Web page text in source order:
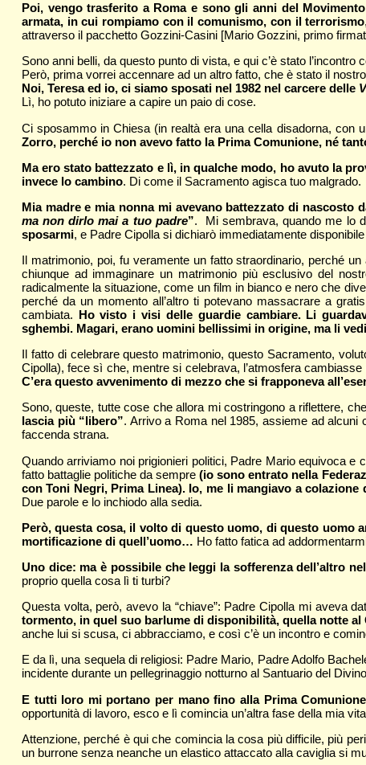
Poi, vengo trasferito a Roma e sono gli anni del
armata, in cui rompiamo con il comunismo, con il terrorismo
attraverso il pacchetto Gozzini-Casini [Mario Gozzini, primo
Sono anni belli, da questo punto di vista, e qui c’è stato l’incontro
Però, prima vorrei accennare ad un altro fatto, che è stato il
Noi, Teresa ed io, ci siamo sposati nel 1982 nel carcere delle
Lì, ho potuto iniziare a capire un paio di cose.
Ci sposammo in Chiesa (in realtà era una cella disadorna, con
Zorro, perché io non avevo fatto la Prima Comunione, né
Ma ero stato battezzato e lì, in qualche modo, ho avuto la
invece lo cambino. Di come il Sacramento agisca tuo malgrado.
Mia madre e mia nonna mi avevano battezzato di nascosto
ma non dirlo mai a tuo padre”. Mi sembrava, quando me lo
sposarmi, e Padre Cipolla si dichiarò immediatamente
Il matrimonio, poi, fu veramente un fatto straordinario, perché
chiunque ad immaginare un matrimonio più esclusivo del
radicalmente la situazione, come un film in bianco e nero che
perché da un momento all’altro ti potevano massacrare a
cambiata. Ho visto i visi delle guardie cambiare. Li
sghembi. Magari, erano uomini bellissimi in origine, ma li
Il fatto di celebrare questo matrimonio, questo Sacramento,
Cipolla), fece sì che, mentre si celebrava, l’atmosfera
C’era questo avvenimento di mezzo che si frapponeva
Sono, queste, tutte cose che allora mi costringono a riflettere,
lascia più “libero”. Arrivo a Roma nel 1985, assieme ad alcuni
faccenda strana.
Quando arriviamo noi prigionieri politici, Padre Mario equivoca
fatto battaglie politiche da sempre(io sono entrato nella
con Toni Negri, Prima Linea). Io, me li mangiavo a colazione
Due parole e lo inchiodo alla sedia.
Però, questa cosa, il volto di questo uomo, di questo uomo
mortificazione di quell’uomo… Ho fatto fatica ad
Uno dice: ma è possibile che leggi la sofferenza dell’altro
proprio quella cosa lì ti turbi?
Questa volta, però, avevo la “chiave”: Padre Cipolla mi aveva
tormento, in quel suo barlume di disponibilità, quella notte
anche lui si scusa, ci abbracciamo, e così c’è un incontro e
E da lì, una sequela di religiosi: Padre Mario, Padre Adolfo
incidente durante un pellegrinaggio notturno al Santuario del
E tutti loro mi portano per mano fino alla Prima
opportunità di lavoro, esco e lì comincia un’altra fase della mia
Attenzione, perché è qui che comincia la cosa più difficile, più
un burrone senza neanche un elastico attaccato alla caviglia si